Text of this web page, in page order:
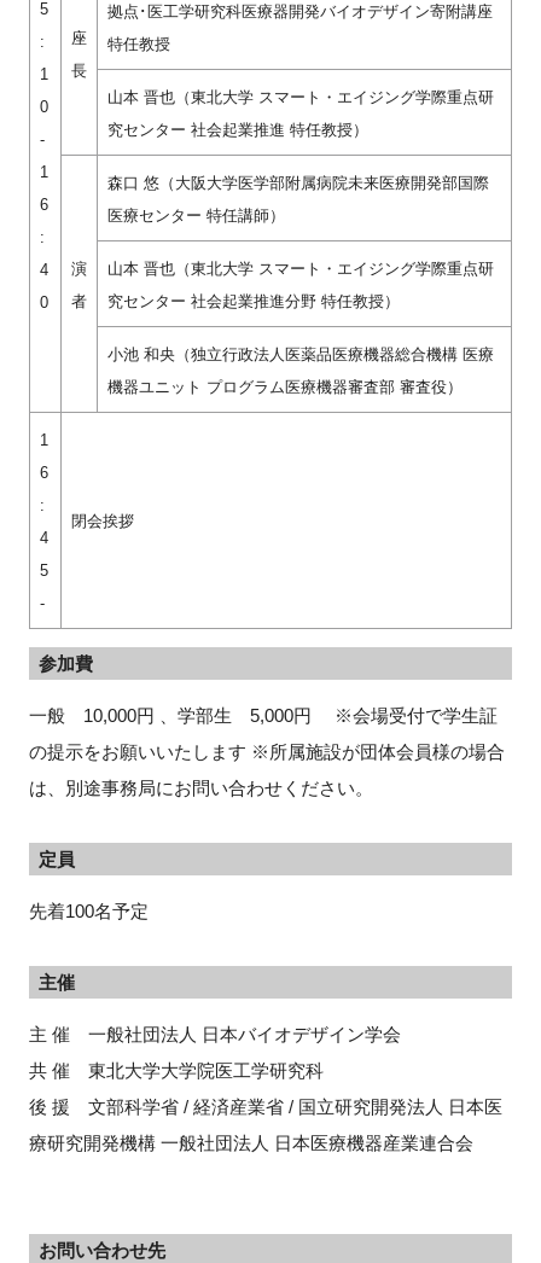
5
:
1
0
-
1
6
:
4
0
座
長
拠点･医工学研究科医療器開発バイオデザイン寄附講座
特任教授
⼭本 晋也（東北⼤学 スマート・エイジング学際重点研
究センター 社会起業推進 特任教授）
演
者
森⼝ 悠（⼤阪⼤学医学部附属病院未来医療開発部国際
医療センター 特任講師）
⼭本 晋也（東北⼤学 スマート・エイジング学際重点研
究センター 社会起業推進分野 特任教授）
⼩池 和央（独⽴⾏政法⼈医薬品医療機器総合機構 医療
機器ユニット プログラム医療機器審査部 審査役）
1
6
:
4
5
-
閉会挨拶
参加費
一般 10,000円 、学部生 5,000円 ※会場受付で学生証
の提示をお願いいたします ※所属施設が団体会員様の場合
は、別途事務局にお問い合わせください。
定員
先着100名予定
主催
主 催 一般社団法人 日本バイオデザイン学会
共 催 東北大学大学院医工学研究科
後 援 文部科学省 / 経済産業省 / 国立研究開発法人 日本医
療研究開発機構 一般社団法人 日本医療機器産業連合会
お問い合わせ先